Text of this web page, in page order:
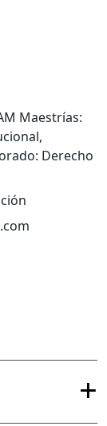
Maestrías:
Derecho